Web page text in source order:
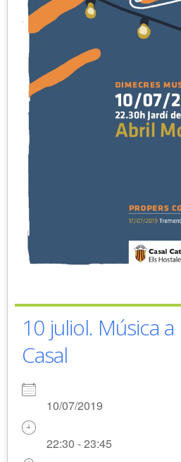
10 juliol. Música
Casal
10/07/2019
22:30 - 23:45